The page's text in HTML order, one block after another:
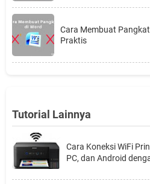
Cara Membuat
Praktis
Tutorial Lainnya
Cara Koneksi WiFi
PC, dan Android